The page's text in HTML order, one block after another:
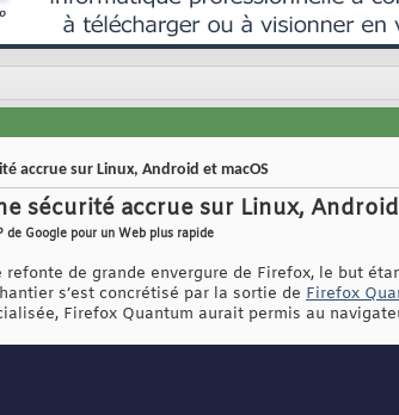
accrue sur Linux, Android et macOS
sécurité accrue sur Linux,
Google pour un Web plus rapide
de grande envergure de Firefox, le but
s’est concrétisé par la sortie de Firefox
Firefox Quantum aurait permis au